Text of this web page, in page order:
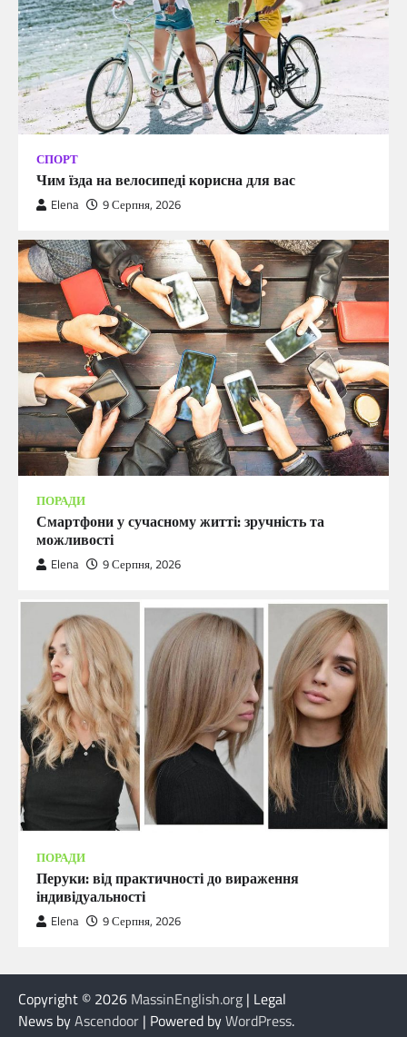
СПОРТ
Чим їзда на велосипеді корисна для вас
Elena 9 Серпня, 2026
ПОРАДИ
Смартфони у сучасному житті: зручність та
можливості
Elena 9 Серпня, 2026
ПОРАДИ
Перуки: від практичності до вираження
індивідуальності
Elena 9 Серпня, 2026
Copyright © 2026 MassinEnglish.org | Legal
News byAscendoor | Powered byWordPress.